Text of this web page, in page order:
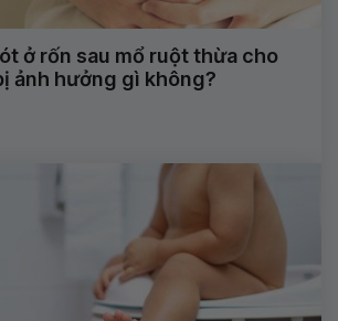
ở rốn sau mổ ruột thừa cho
ảnh hưởng gì không?